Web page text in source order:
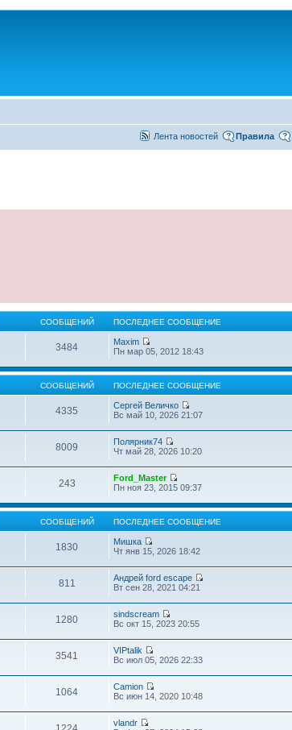
Лента новостей Правила
СООБЩЕНИЙ ПОСЛЕДНЕЕ СООБЩЕНИЕ
3484
Maxim
Пн мар 05, 2012 18:43
СООБЩЕНИЙ ПОСЛЕДНЕЕ СООБЩЕНИЕ
4335
Сергей Величко
Вс май 10, 2026 21:07
8009
Полярник74
Чт май 28, 2026 10:20
243
Ford_Master
Пн ноя 23, 2015 09:37
СООБЩЕНИЙ ПОСЛЕДНЕЕ СООБЩЕНИЕ
1830
Мишка
Чт янв 15, 2026 18:42
811
Андрей ford escape
Вт сен 28, 2021 04:21
1280
sindscream
Вс окт 15, 2023 20:55
3541
VIPtalik
Вс июл 05, 2026 22:33
1064
Camion
Вс июн 14, 2020 10:48
vlandr